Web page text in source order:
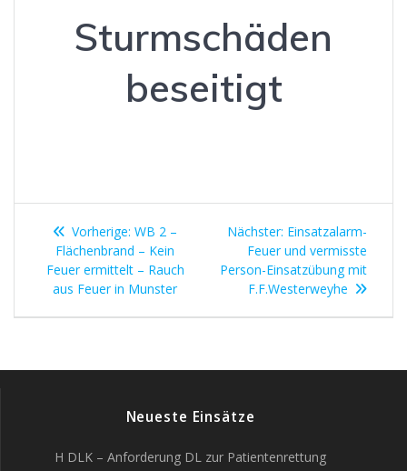
Sturmschäden
beseitigt
Beitragsnavigation
Vorherige: Vorheriger
Beitrag:
WB 2 –
Flächenbrand – Kein
Feuer ermittelt – Rauch
aus Feuer in Munster
Nächster: Nächster
Beitrag:
Einsatzalarm-
Feuer und vermisste
Person-Einsatzübung mit
F.F.Westerweyhe
Neueste Einsätze
H DLK – Anforderung DL zur Patientenrettung